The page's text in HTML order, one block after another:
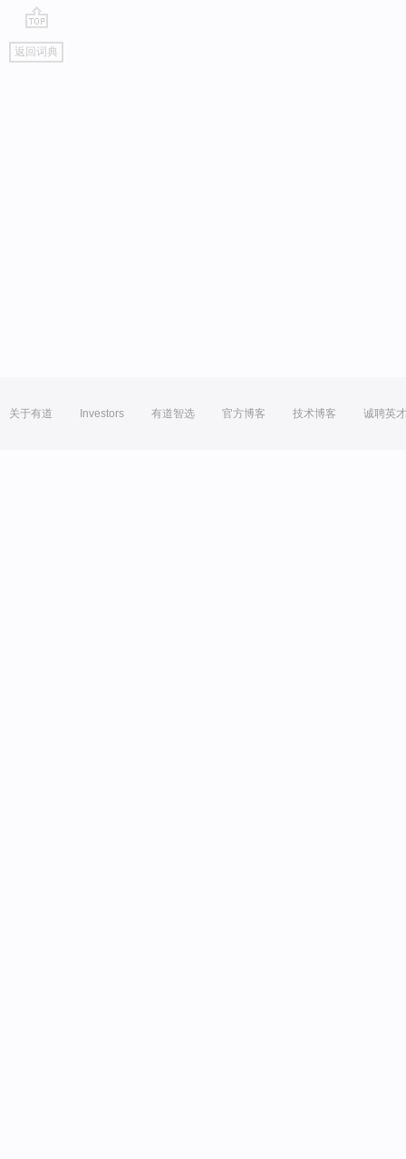
go
top
返回词典
关于有道 Investors 有道智选 官方博客 技术博客 诚聘英才